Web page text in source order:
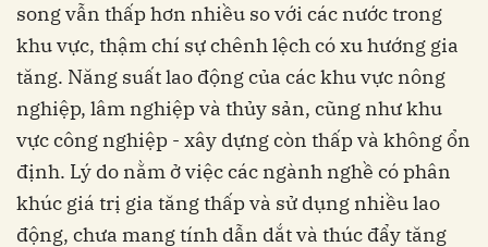
song vẫn thấp hơn nhiều so với các nước trong
khu vực, thậm chí sự chênh lệch có xu hướng gia
tăng. Năng suất lao động của các khu vực nông
nghiệp, lâm nghiệp và thủy sản, cũng như khu
vực công nghiệp - xây dựng còn thấp và không ổn
định. Lý do nằm ở việc các ngành nghề có phân
khúc giá trị gia tăng thấp và sử dụng nhiều lao
động, chưa mang tính dẫn dắt và thúc đẩy tăng